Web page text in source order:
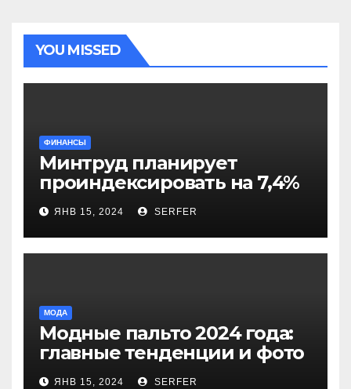
YOU MISSED
ФИНАНСЫ
Минтруд планирует
проиндексировать на 7,4%
более 40 выплат и
компенсаций
ЯНВ 15, 2024 SERFER
МОДА
Модные пальто 2024 года:
главные тенденции и фото
новинок
ЯНВ 15, 2024 SERFER